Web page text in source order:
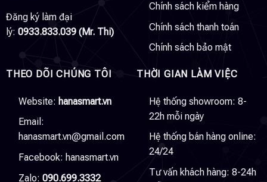
Đăng ký làm đại
lý: 0933.833.039 (Mr. Thi)
Chính sách kiểm hàng
Chính sách thanh toán
Chính sách bảo mật
THEO DÕI CHÚNG TÔI
Website: hanasmart.vn
Email:
hanasmart.vn@gmail.com
Facebook: hanasmart.vn
Zalo: 090.699.3332
THỜI GIAN LÀM VIỆC
Hệ thống showroom: 8-
22h mỗi ngày
Hệ thống bán hàng online:
24/24
Tư vấn khách hàng: 8-24h